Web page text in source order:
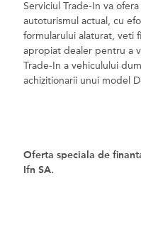
Serviciul Trade-In va
autoturismul actual, cu
formularului alaturat, veti
apropiat dealer pentru a
Trade-In a vehiculului
achizitionarii unui model
Oferta speciala de
Ifn SA.